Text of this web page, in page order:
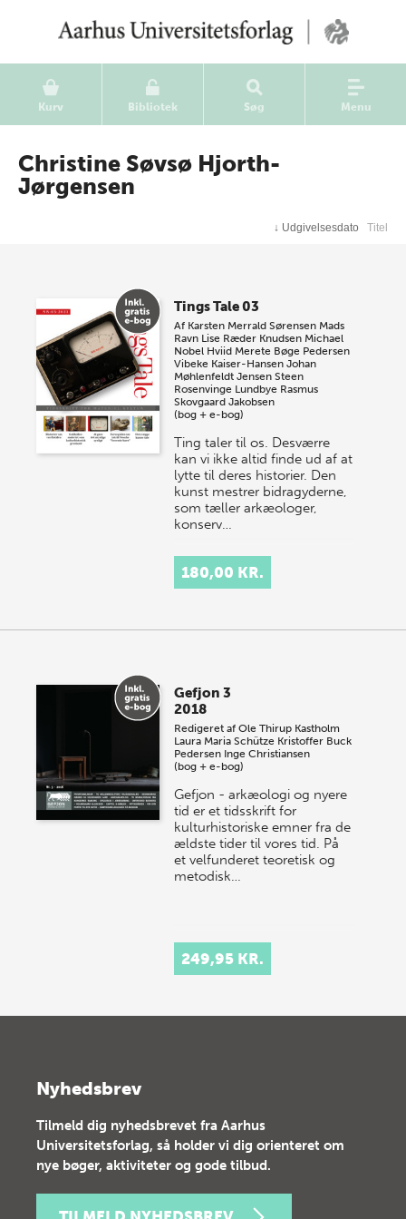
Kurv Bibliotek Søg Menu
Christine Søvsø Hjorth-
Jørgensen
↓ Udgivelsesdato Titel
Tings Tale 03
Af Karsten Merrald Sørensen Mads
Ravn Lise Ræder Knudsen Michael
Nobel Hviid Merete Bøge Pedersen
Vibeke Kaiser-Hansen Johan
Møhlenfeldt Jensen Steen
Rosenvinge Lundbye Rasmus
Skovgaard Jakobsen
(bog + e-bog)
Ting taler til os. Desværre
kan vi ikke altid finde ud af at
lytte til deres historier. Den
kunst mestrer bidragyderne,
som tæller arkæologer,
konserv…
180,00 KR.
Gefjon 3
2018
Redigeret afOle Thirup Kastholm
Laura Maria Schütze Kristoffer Buck
Pedersen Inge Christiansen
(bog + e-bog)
Gefjon - arkæologi og nyere
tid er et tidsskrift for
kulturhistoriske emner fra de
ældste tider til vores tid. På
et velfunderet teoretisk og
metodisk…
249,95 KR.
Nyhedsbrev
Tilmeld dig nyhedsbrevet fra Aarhus
Universitetsforlag, så holder vi dig orienteret om
nye bøger, aktiviteter og gode tilbud.